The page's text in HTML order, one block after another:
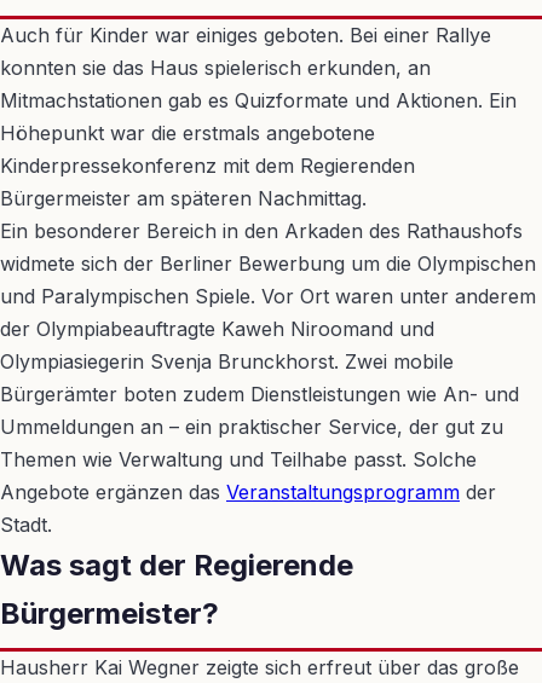
Auch für Kinder war einiges geboten. Bei einer Rallye
konnten sie das Haus spielerisch erkunden, an
Mitmachstationen gab es Quizformate und Aktionen. Ein
Höhepunkt war die erstmals angebotene
Kinderpressekonferenz mit dem Regierenden
Bürgermeister am späteren Nachmittag.
Ein besonderer Bereich in den Arkaden des Rathaushofs
widmete sich der Berliner Bewerbung um die Olympischen
und Paralympischen Spiele. Vor Ort waren unter anderem
der Olympiabeauftragte Kaweh Niroomand und
Olympiasiegerin Svenja Brunckhorst. Zwei mobile
Bürgerämter boten zudem Dienstleistungen wie An- und
Ummeldungen an – ein praktischer Service, der gut zu
Themen wie Verwaltung und Teilhabe passt. Solche
Angebote ergänzen das Veranstaltungsprogramm der
Stadt.
Was sagt der Regierende
Bürgermeister?
Hausherr Kai Wegner zeigte sich erfreut über das große